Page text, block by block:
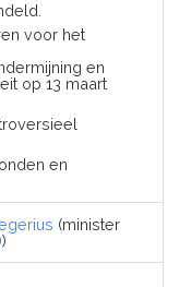
voor het
en
op 13 maart
en
(minister
)